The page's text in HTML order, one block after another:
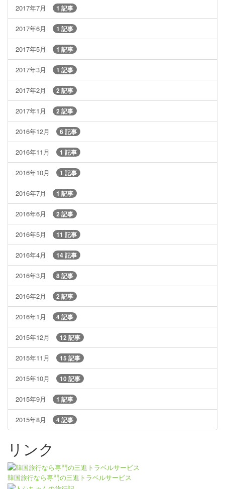
2017年7月 1 記事
2017年6月 1 記事
2017年5月 1 記事
2017年3月 1 記事
2017年2月 2 記事
2017年1月 2 記事
2016年12月 6 記事
2016年11月 1 記事
2016年10月 1 記事
2016年7月 1 記事
2016年6月 2 記事
2016年5月 11 記事
2016年4月 14 記事
2016年3月 8 記事
2016年2月 2 記事
2016年1月 4 記事
2015年12月 12 記事
2015年11月 15 記事
2015年10月 10 記事
2015年9月 1 記事
2015年8月 4 記事
リンク
韓国旅行なら専門の三進トラベルサービス